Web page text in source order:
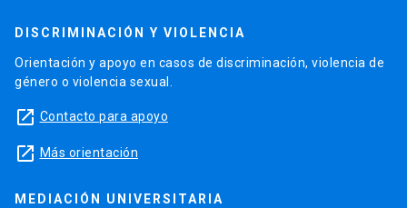
DISCRIMINACIÓN Y VIOLENCIA
Orientación y apoyo en casos de discriminación, violencia de
género o violencia sexual.
launch Contacto para apoyo
launch Más orientación
MEDIACIÓN UNIVERSITARIA